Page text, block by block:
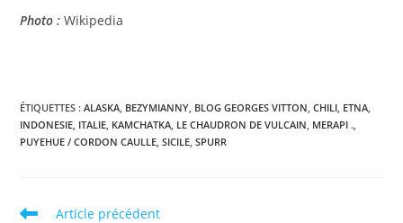
Photo :Wikipedia
ÉTIQUETTES :ALASKA BEZYMIANNY BLOG GEORGES VITTON CHILI ETNA
INDONESIE ITALIE KAMCHATKA LE CHAUDRON DE VULCAIN MERAPI .
PUYEHUE / CORDON CAULLE SICILE SPURR
Read
Article précédent